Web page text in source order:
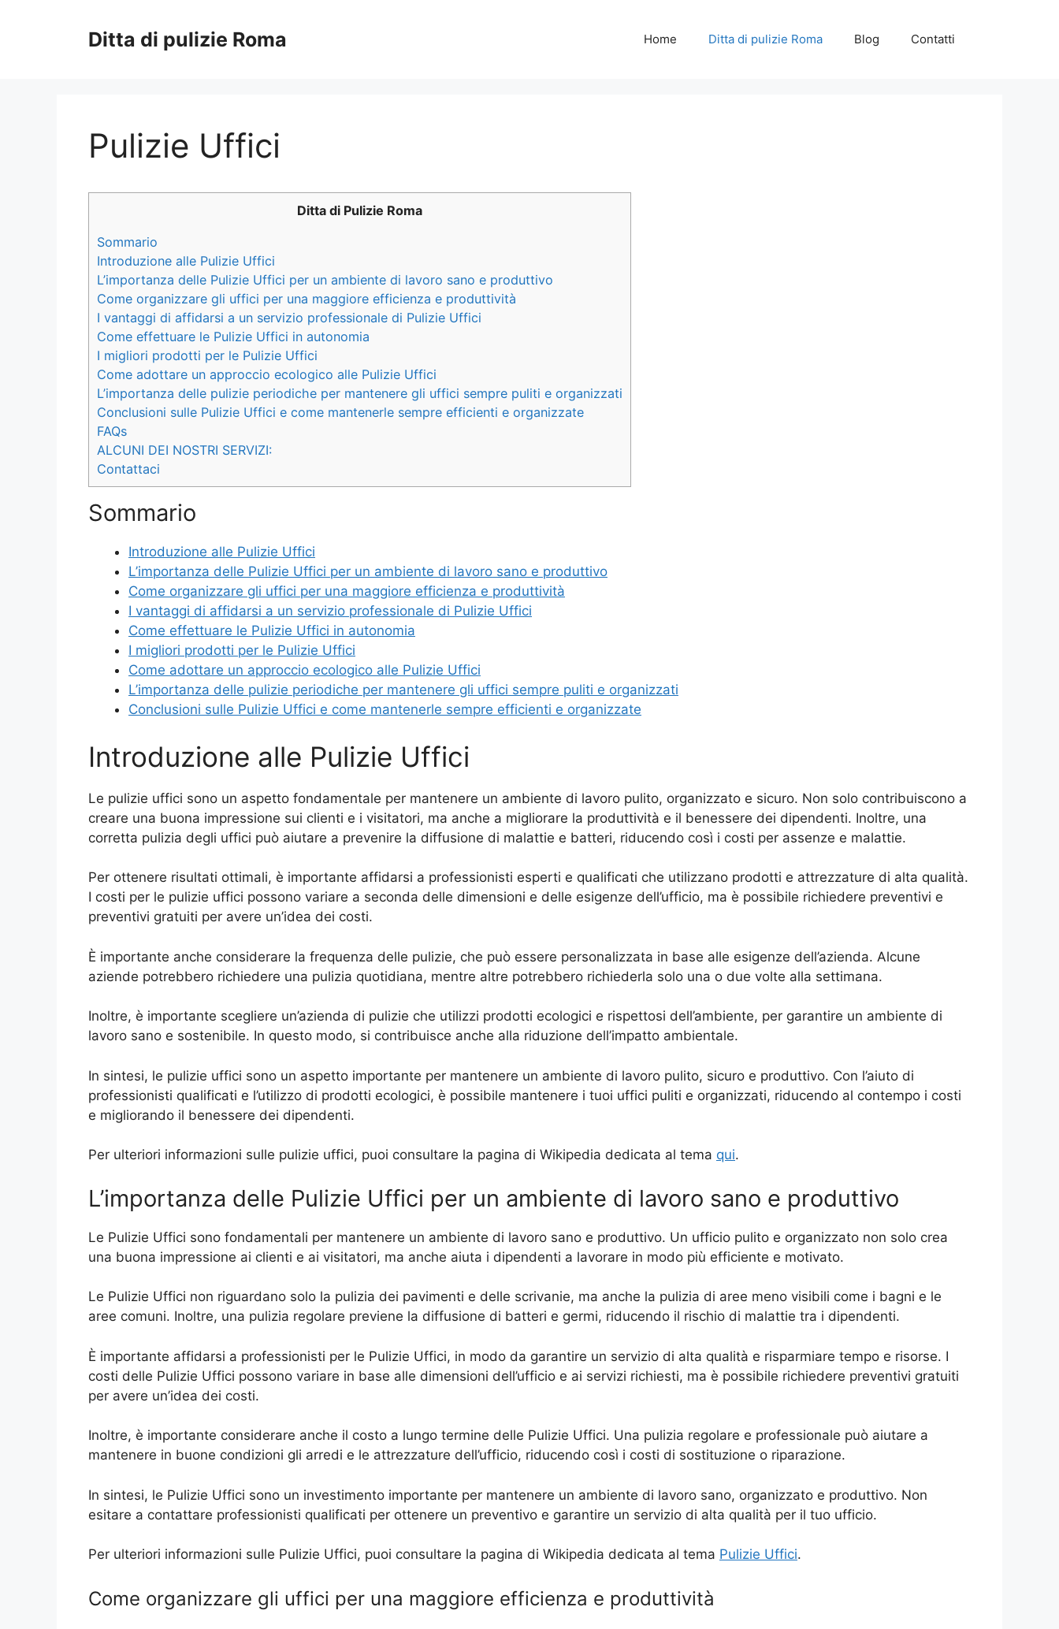
Ditta di pulizie Roma Home Ditta di pulizie Roma Blog Contatti
Pulizie Uffici
Ditta di Pulizie Roma
Sommario
Introduzione alle Pulizie Uffici
L’importanza delle Pulizie Uffici per un ambiente di lavoro sano e produttivo
Come organizzare gli uffici per una maggiore efficienza e produttività
I vantaggi di affidarsi a un servizio professionale di Pulizie Uffici
Come effettuare le Pulizie Uffici in autonomia
I migliori prodotti per le Pulizie Uffici
Come adottare un approccio ecologico alle Pulizie Uffici
L’importanza delle pulizie periodiche per mantenere gli uffici sempre puliti e organizzati
Conclusioni sulle Pulizie Uffici e come mantenerle sempre efficienti e organizzate
FAQs
ALCUNI DEI NOSTRI SERVIZI:
Contattaci
Sommario
Introduzione alle Pulizie Uffici
L’importanza delle Pulizie Uffici per un ambiente di lavoro sano e produttivo
Come organizzare gli uffici per una maggiore efficienza e produttività
I vantaggi di affidarsi a un servizio professionale di Pulizie Uffici
Come effettuare le Pulizie Uffici in autonomia
I migliori prodotti per le Pulizie Uffici
Come adottare un approccio ecologico alle Pulizie Uffici
L’importanza delle pulizie periodiche per mantenere gli uffici sempre puliti e organizzati
Conclusioni sulle Pulizie Uffici e come mantenerle sempre efficienti e organizzate
Introduzione alle Pulizie Uffici
Le pulizie uffici sono un aspetto fondamentale per mantenere un ambiente di lavoro pulito, organizzato e sicuro. Non solo contribuiscono a
creare una buona impressione sui clienti e i visitatori, ma anche a migliorare la produttività e il benessere dei dipendenti. Inoltre, una
corretta pulizia degli uffici può aiutare a prevenire la diffusione di malattie e batteri, riducendo così i costi per assenze e malattie.
Per ottenere risultati ottimali, è importante affidarsi a professionisti esperti e qualificati che utilizzano prodotti e attrezzature di alta qualità.
I costi per le pulizie uffici possono variare a seconda delle dimensioni e delle esigenze dell’ufficio, ma è possibile richiedere preventivi e
preventivi gratuiti per avere un’idea dei costi.
È importante anche considerare la frequenza delle pulizie, che può essere personalizzata in base alle esigenze dell’azienda. Alcune
aziende potrebbero richiedere una pulizia quotidiana, mentre altre potrebbero richiederla solo una o due volte alla settimana.
Inoltre, è importante scegliere un’azienda di pulizie che utilizzi prodotti ecologici e rispettosi dell’ambiente, per garantire un ambiente di
lavoro sano e sostenibile. In questo modo, si contribuisce anche alla riduzione dell’impatto ambientale.
In sintesi, le pulizie uffici sono un aspetto importante per mantenere un ambiente di lavoro pulito, sicuro e produttivo. Con l’aiuto di
professionisti qualificati e l’utilizzo di prodotti ecologici, è possibile mantenere i tuoi uffici puliti e organizzati, riducendo al contempo i costi
e migliorando il benessere dei dipendenti.
Per ulteriori informazioni sulle pulizie uffici, puoi consultare la pagina di Wikipedia dedicata al tema qui.
L’importanza delle Pulizie Uffici per un ambiente di lavoro sano e produttivo
Le Pulizie Uffici sono fondamentali per mantenere un ambiente di lavoro sano e produttivo. Un ufficio pulito e organizzato non solo crea
una buona impressione ai clienti e ai visitatori, ma anche aiuta i dipendenti a lavorare in modo più efficiente e motivato.
Le Pulizie Uffici non riguardano solo la pulizia dei pavimenti e delle scrivanie, ma anche la pulizia di aree meno visibili come i bagni e le
aree comuni. Inoltre, una pulizia regolare previene la diffusione di batteri e germi, riducendo il rischio di malattie tra i dipendenti.
È importante affidarsi a professionisti per le Pulizie Uffici, in modo da garantire un servizio di alta qualità e risparmiare tempo e risorse. I
costi delle Pulizie Uffici possono variare in base alle dimensioni dell’ufficio e ai servizi richiesti, ma è possibile richiedere preventivi gratuiti
per avere un’idea dei costi.
Inoltre, è importante considerare anche il costo a lungo termine delle Pulizie Uffici. Una pulizia regolare e professionale può aiutare a
mantenere in buone condizioni gli arredi e le attrezzature dell’ufficio, riducendo così i costi di sostituzione o riparazione.
In sintesi, le Pulizie Uffici sono un investimento importante per mantenere un ambiente di lavoro sano, organizzato e produttivo. Non
esitare a contattare professionisti qualificati per ottenere un preventivo e garantire un servizio di alta qualità per il tuo ufficio.
Per ulteriori informazioni sulle Pulizie Uffici, puoi consultare la pagina di Wikipedia dedicata al tema Pulizie Uffici.
Come organizzare gli uffici per una maggiore efficienza e produttività